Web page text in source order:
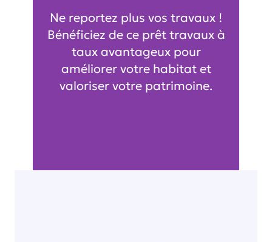
Ne reportez plus vos travaux !
Bénéficiez de ce prêt travaux à
taux avantageux pour
améliorer votre habitat et
valoriser votre patrimoine.